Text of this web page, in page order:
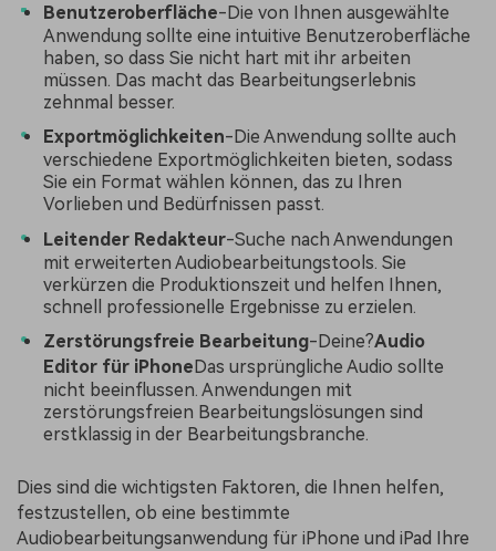
Benutzeroberfläche-Die von Ihnen ausgewählte
Anwendung sollte eine intuitive Benutzeroberfläche
haben, so dass Sie nicht hart mit ihr arbeiten
müssen. Das macht das Bearbeitungserlebnis
zehnmal besser.
Exportmöglichkeiten-Die Anwendung sollte auch
verschiedene Exportmöglichkeiten bieten, sodass
Sie ein Format wählen können, das zu Ihren
Vorlieben und Bedürfnissen passt.
Leitender Redakteur-Suche nach Anwendungen
mit erweiterten Audiobearbeitungstools. Sie
verkürzen die Produktionszeit und helfen Ihnen,
schnell professionelle Ergebnisse zu erzielen.
Zerstörungsfreie Bearbeitung-Deine?Audio
Editor für iPhone Das ursprüngliche Audio sollte
nicht beeinflussen. Anwendungen mit
zerstörungsfreien Bearbeitungslösungen sind
erstklassig in der Bearbeitungsbranche.
Dies sind die wichtigsten Faktoren, die Ihnen helfen,
festzustellen, ob eine bestimmte
Audiobearbeitungsanwendung für iPhone und iPad Ihre